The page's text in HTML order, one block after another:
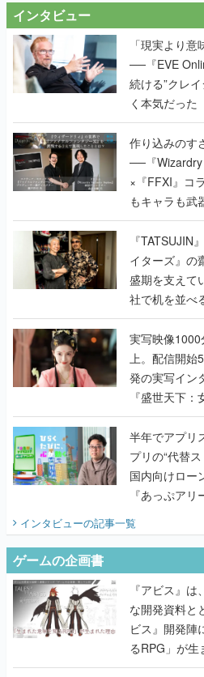
インタビュー
「現実より意
──『EVE
続ける”クレ
く本気だった
作り込みのす
──『Wizardry
×『FFXI』コ
もキャラも武
で作り込まれ
く
『TATSUJIN
イターズ』の
盛期を支えて
社で机を並べ
『TATSUJIN
んだレジェン
実写映像
上。配信開始
発の実写イン
『盛世天下
うこだわりを
半年でアプリスト
プリの“代替
国内向けロー
『あっぷア
てみた
インタビューの記事一覧
ゲームの企画書
『アビス』
な開発資料と
ビス』開発陣
るRPG」が
書】